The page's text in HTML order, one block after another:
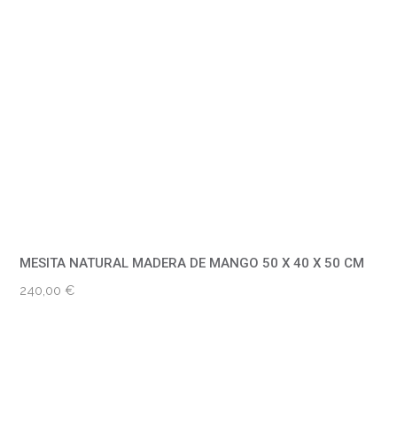
MESITA NATURAL MADERA DE MANGO 50 X 40 X 50 CM
240,00€